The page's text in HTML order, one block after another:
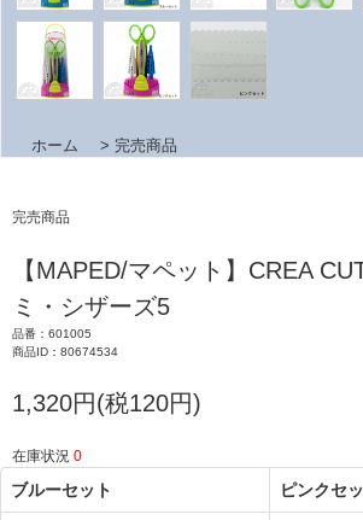
ホーム > 完売商品
完売商品
【MAPED/マペット】CREA
ミ・シザーズ5
品番：601005
商品ID：80674534
1,320円(税120円)
在庫状況 0
ブルーセット ピンクセ